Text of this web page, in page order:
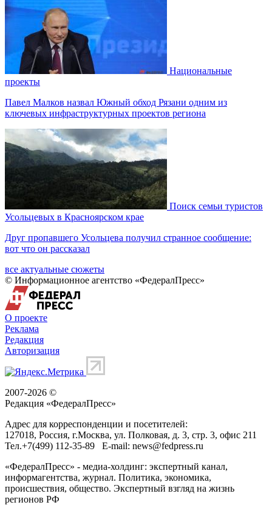
Национальные
проекты
Павел Малков назвал Южный обход Рязани одним из
ключевых инфраструктурных проектов региона
Поиск семьи туристов
Усольцевых в Красноярском крае
Друг пропавшего Усольцева получил странное сообщение:
вот что он рассказал
все актуальные сюжеты
© Информационное агентство «ФедералПресс»
О проекте
Реклама
Редакция
Авторизация
2007-2026 ©
Редакция «ФедералПресс»
Адрес для корреспонденции и посетителей:
127018, Россия, г.Москва, ул. Полковая, д. 3, стр. 3, офис 211
Тел.+7(499) 112-35-89 E-mail: news@fedpress.ru
«ФедералПресс» - медиа-холдинг: экспертный канал,
информагентства, журнал. Политика, экономика,
происшествия, общество. Экспертный взгляд на жизнь
регионов РФ